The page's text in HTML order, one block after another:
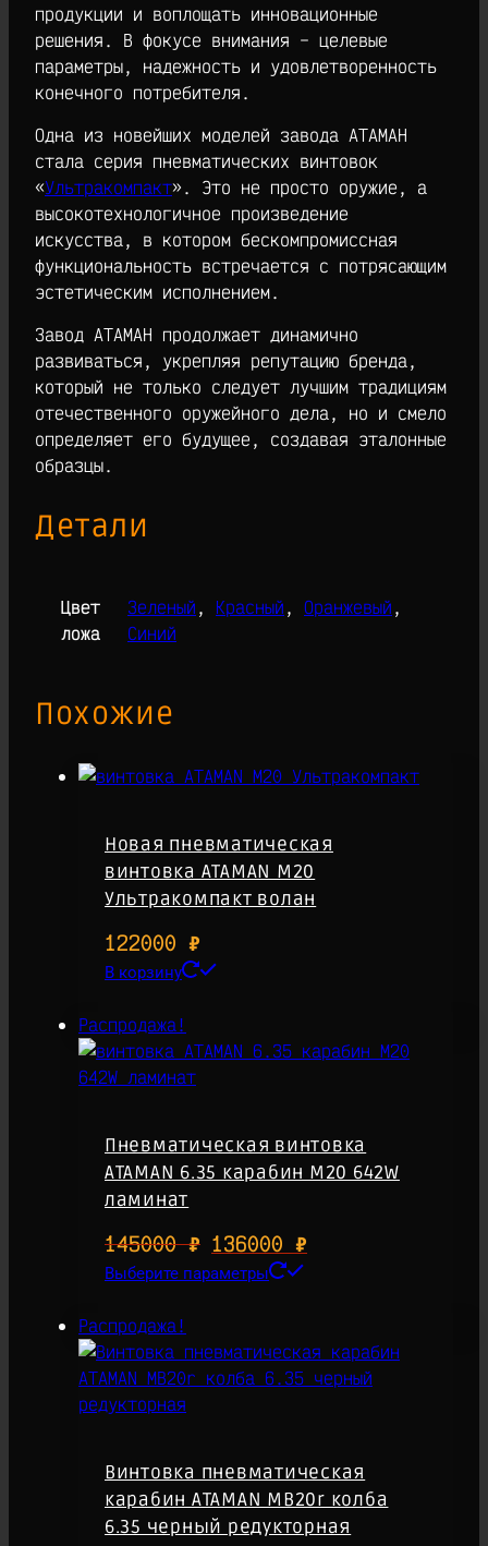
продукции и воплощать инновационные
решения. В фокусе внимания – целевые
параметры, надежность и удовлетворенность
конечного потребителя.
Одна из новейших моделей завода АТАМАН
стала серия пневматических винтовок
«Ультракомпакт». Это не просто оружие, а
высокотехнологичное произведение
искусства, в котором бескомпромиссная
функциональность встречается с потрясающим
эстетическим исполнением.
Завод АТАМАН продолжает динамично
развиваться, укрепляя репутацию бренда,
который не только следует лучшим традициям
отечественного оружейного дела, но и смело
определяет его будущее, создавая эталонные
образцы.
Детали
Цвет
ложа
Зеленый, Красный, Оранжевый,
Синий
Похожие
Новая пневматическая
винтовка ATAMAN M20
Ультракомпакт волан
122000 ₽
В корзину
Распродажа!
Пневматическая винтовка
ATAMAN 6.35 карабин M20 642W
ламинат
145000₽ Первоначальная
цена
136000 ₽
Выберите параметры
Этот
несколько
вариаций.
на
странице
товара.
Распродажа!
Винтовка пневматическая
карабин ATAMAN MB20r колба
6.35 черный редукторная